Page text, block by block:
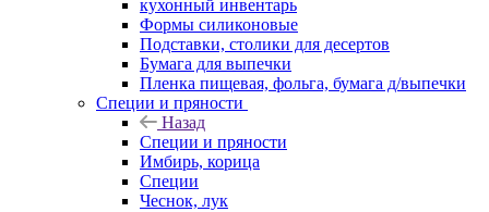
кухонный инвентарь
Формы силиконовые
Подставки, столики для десертов
Бумага для выпечки
Пленка пищевая, фольга, бумага д/выпечки
Специи и пряности
Назад
Специи и пряности
Имбирь, корица
Специи
Чеснок, лук